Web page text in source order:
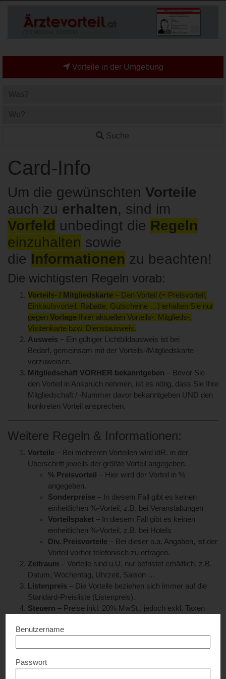
Vorteile in der Umgebung
Suche
Card-Info
Um die gewünschten Vorteile
auch zu erhalten, sind im
Vorfeld unbedingt die Regeln
einzuhalten sowie
die Informationen zu beachten!
Die wichtigsten Regeln vorab:
Vorteils- / Mitgliedskarte – Den Vorteil (= Preisvorteil,
Einkaufsvorteil, Rabatte, Gutscheine …) erhalten Sie nur
gegen Vorlage Ihrer aktuellen Vorteils-, Mitglieds-,
Visitenkarte bzw. Dienstausweis.
Ausweis – Ein gültiger Lichtbildausweis ist bei
Bedarf, gemeinsam mit der Vorteils-/Mitgliedskarte
vorzuweisen.
Mitgliedschaft VORHER bekanntgeben – Bevor Sie
den Vorteil in Anspruch nehmen, ist es nötig, dass Sie Ihre
Mitgliedschaft / -Nummer davor bekanntgeben UND den
konkreten Vorteil ansprechen.
Weitere Regeln & Informationen:
Vorteile – Bei mehreren Vorteilen wird idR. in der
Überschrift jeweils der größte Vorteil angegeben.
% Preisvorteil – Hier wird der Vorteil in %
angegeben.
Sonderpreise – In diesem Fall gibt es keinen
einheitlichen %-Vorteil, z.B. bei Veranstaltungen
Vorteilspaket – In diesem Fall gibt es keinen
einheitlichen %-Vorteil, z.B. bei Hotels
Div. Preisvorteile – Bei dieser o.a. Angaben, ist der
Vorteil vorher telefonisch zu erfragen.
Zeitraum – Vorteile sind u.U. nur befristet erhältlich, z.B.
Datum, Wochentag, Uhrzeit, Saison …
Listenpreis – Die Vorteile beziehen sich immer auf die
Standard-Preisliste (Listenpreis).
Steuern – Preise inkl. 20% MwSt., jedoch exkl. Taxen
Sonderaktionen
Barauszahlung möglich. Auf Gutscheine gelten keine
Benutzername
Passwort